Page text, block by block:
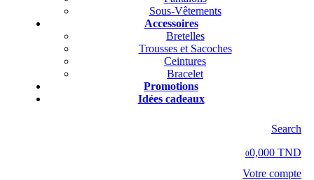
Sous-Vêtements
Accessoires
Bretelles
Trousses et Sacoches
Ceintures
Bracelet
Promotions
Idées cadeaux
Search
00,000 TND
Votre compte